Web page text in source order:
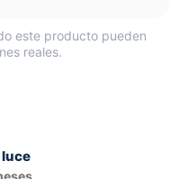
este producto pueden
reales.
luce